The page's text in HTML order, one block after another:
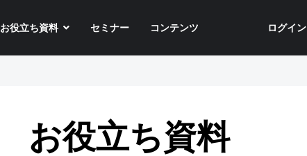
お役立ち資料 セミナー コンテンツ ログイン
お役立ち資料